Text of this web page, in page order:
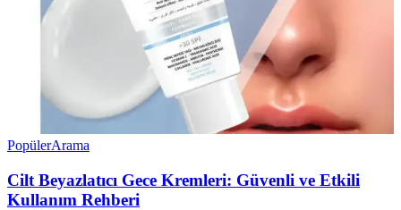
PopülerArama
Cilt Beyazlatıcı Gece Kremleri: Güvenli ve Etkili
Kullanım Rehberi